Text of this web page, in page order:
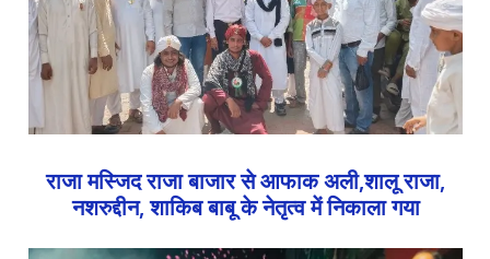
राजा मस्जिद राजा बाजार से आफाक अली,शालू राजा,
नशरुद्दीन, शाकिब बाबू के नेतृत्व में निकाला गया